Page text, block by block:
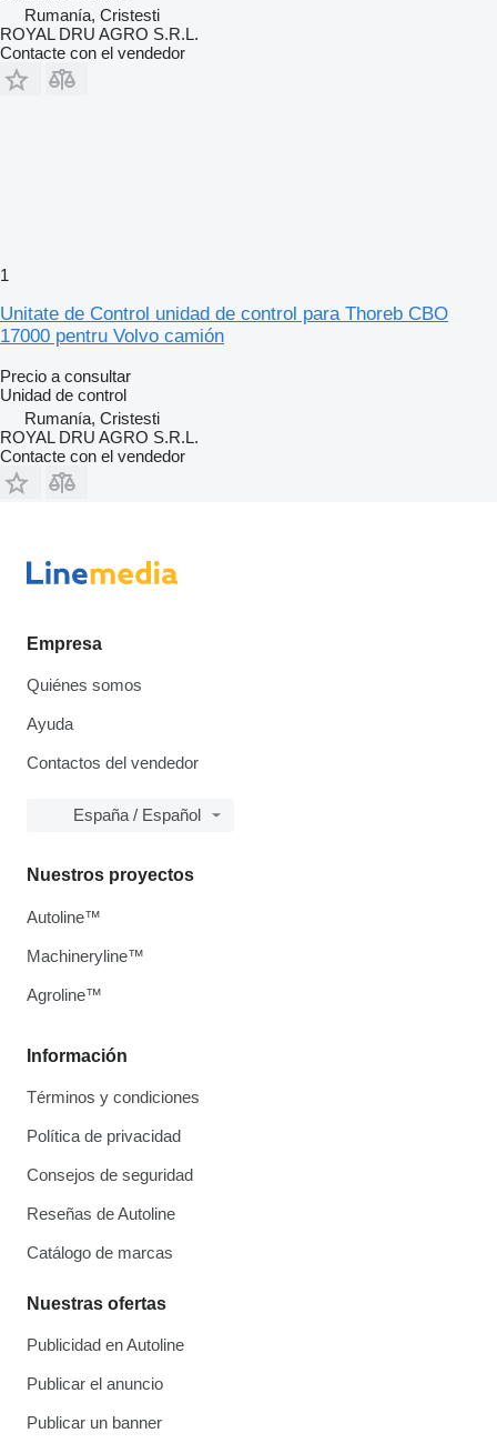
Rumanía, Cristesti
ROYAL DRU AGRO S.R.L.
Contacte con el vendedor
1
Unitate de Control unidad de control para Thoreb CBO
17000 pentru Volvo camión
Precio a consultar
Unidad de control
Rumanía, Cristesti
ROYAL DRU AGRO S.R.L.
Contacte con el vendedor
Empresa
Quiénes somos
Ayuda
Contactos del vendedor
España / Español
Información
Términos y condiciones
Política de privacidad
Consejos de seguridad
Reseñas de Autoline
Catálogo de marcas
Nuestras ofertas
Publicidad en Autoline
Publicar el anuncio
Publicar un banner
Nuestros proyectos
Autoline™
Machineryline™
Agroline™